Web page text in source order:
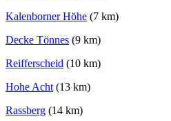
Kalenborner Höhe (7 km)
Decke Tönnes (9 km)
Reifferscheid (10 km)
Hohe Acht(13 km)
Rassberg (14 km)